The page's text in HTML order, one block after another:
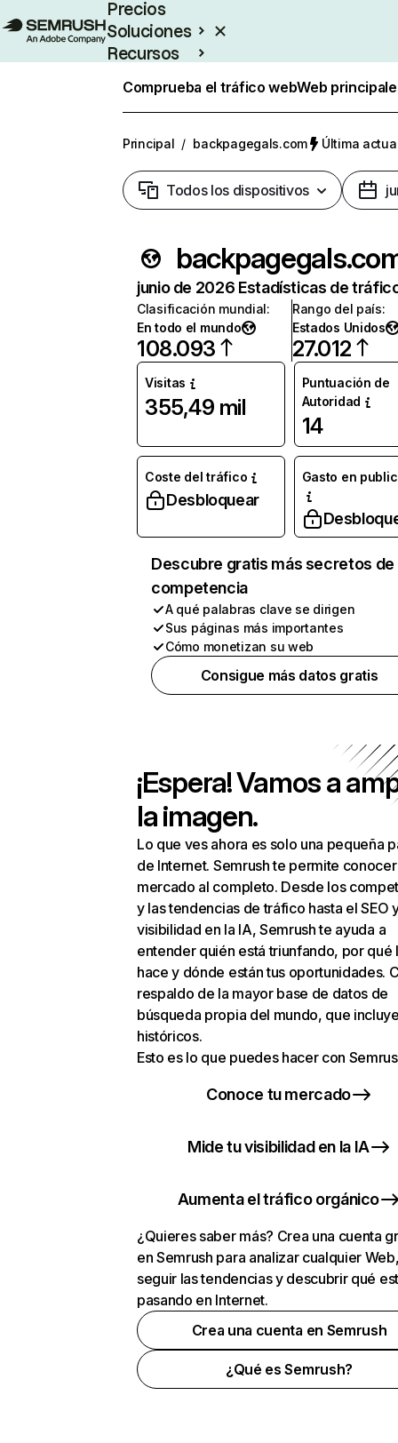
Precios
Soluciones
Recursos
Comprueba el tráfico webWeb
Principal / backpagegals.com Última
Todos los dispositivos
junio de 2026 Estadísticas de
Clasificación mundial:
En todo el mundo
108.093
Rango del país:
Estados Unidos
27.012
Visitas
355,49 mil
Puntuación de
Autoridad
14
Coste del tráfico
Desbloquear
Gasto en
Descubre gratis más secretos de
competencia
A qué palabras clave se dirigen
Sus páginas más importantes
Cómo monetizan su web
Consigue más datos gratis
¡Espera! Vamos a
la imagen.
Lo que ves ahora es solo una pequeña
de Internet. Semrush te permite
mercado al completo. Desde los
y las tendencias de tráfico hasta el SEO
visibilidad en la IA, Semrush te ayuda a
entender quién está triunfando, por qué
hace y dónde están tus oportunidades.
respaldo de la mayor base de datos de
búsqueda propia del mundo, que
históricos.
Esto es lo que puedes hacer con
Conoce tu mercado
Mide tu visibilidad en la IA
Aumenta el tráfico orgánico
¿Quieres saber más? Crea una cuenta
en Semrush para analizar cualquier
seguir las tendencias y descubrir qué
pasando en Internet.
Crea una cuenta en Semrush
¿Qué es Semrush?